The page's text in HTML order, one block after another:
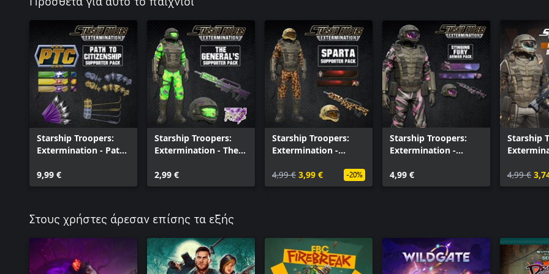
Starship Troopers:
Extermination - Path
9,99 €
Starship Troopers:
Extermination - The
2,99 €
Starship Troopers:
Extermination -
4,99 € 3,99 € -20%
Starship Troopers:
Extermination -
Pack
4,99 €
Starship
Pack
4,99 €
Στους χρήστες άρεσαν επίσης τα εξής